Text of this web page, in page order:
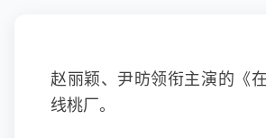
赵丽颖、尹昉领衔主演的《
线桃厂。